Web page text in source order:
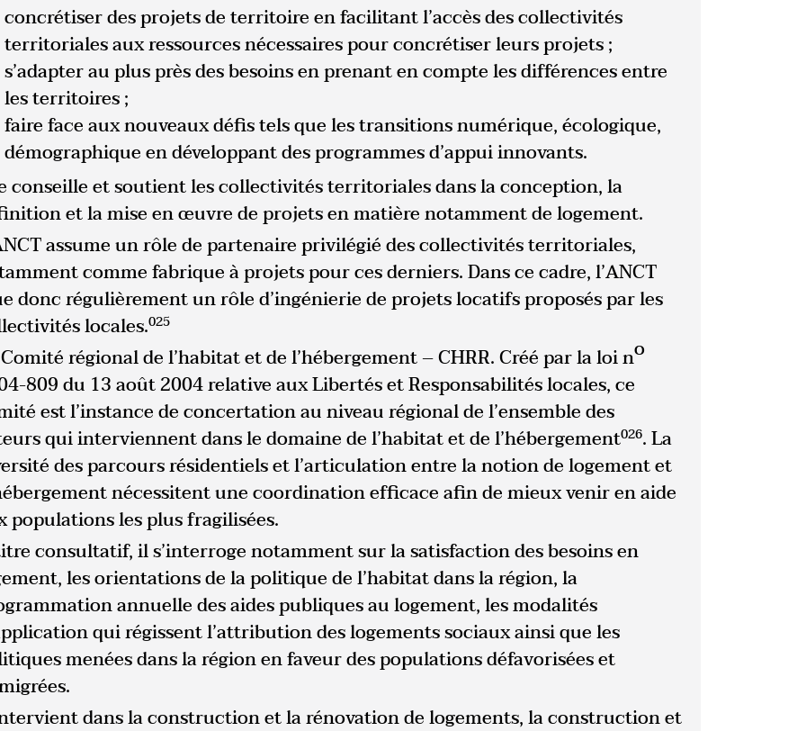
concrétiser des projets de territoire en facilitant l’accès des collectivités
territoriales aux ressources nécessaires pour concrétiser leurs projets ;
s’adapter au plus près des besoins en prenant en compte les différences entre
les territoires ;
faire face aux nouveaux défis tels que les transitions numérique, écologique,
démographique en développant des programmes d’appui innovants.
conseille et soutient les collectivités territoriales dans la conception, la
et la mise en œuvre de projets en matière notamment de logement.
assume un rôle de partenaire privilégié des collectivités territoriales,
comme fabrique à projets pour ces derniers. Dans ce cadre, l’ANCT
donc régulièrement un rôle d’ingénierie de projets locatifs proposés par les
locales.025
régional de l’habitat et de l’hébergement – CHRR. Créé par la loi no
809 du 13 août 2004 relative aux Libertés et Responsabilités locales, ce
est l’instance de concertation au niveau régional de l’ensemble des
qui interviennent dans le domaine de l’habitat et de l’hébergement026. La
des parcours résidentiels et l’articulation entre la notion de logement et
nécessitent une coordination efficace afin de mieux venir en aide
populations les plus fragilisées.
consultatif, il s’interroge notamment sur la satisfaction des besoins en
les orientations de la politique de l’habitat dans la région, la
annuelle des aides publiques au logement, les modalités
qui régissent l’attribution des logements sociaux ainsi que les
menées dans la région en faveur des populations défavorisées et
dans la construction et la rénovation de logements, la construction et